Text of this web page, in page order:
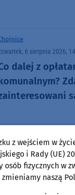
6 sierpnia 2026,
dalej z
Chojnice
czwartek, 6 sierpnia 2026,
sobotę (8.08)
Baby Boom.
z wejściem w
i Rady (UE)
osób fizycznych w
zmieniamy naszą